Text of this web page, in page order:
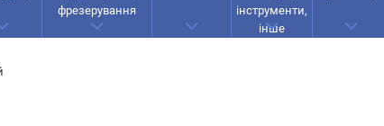
фрезерування
інструменти,
інше